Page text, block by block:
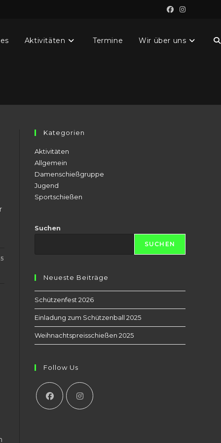
Aktivitäten Termine Wir über uns
Kategorien
Aktivitäten
Allgemein
Damenschießgruppe
Jugend
Sportschießen
Suchen
SUCHEN
Neueste Beiträge
Schützenfest 2026
Einladung zum Schützenball 2025
Weihnachtspreisschießen 2025
Follow Us